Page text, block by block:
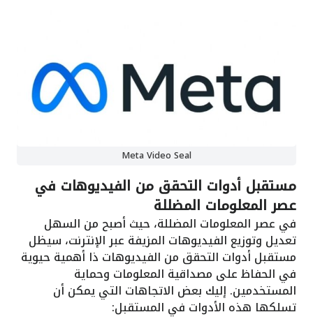
Meta Video Seal
مستقبل أدوات التحقق من الفيديوهات في
عصر المعلومات المضللة
في عصر المعلومات المضللة، حيث أصبح من السهل
تعديل وتوزيع الفيديوهات المزيفة عبر الإنترنت، سيظل
مستقبل أدوات التحقق من الفيديوهات ذا أهمية حيوية
في الحفاظ على مصداقية المعلومات وحماية
المستخدمين. إليك بعض الاتجاهات التي يمكن أن
تسلكها هذه الأدوات في المستقبل: